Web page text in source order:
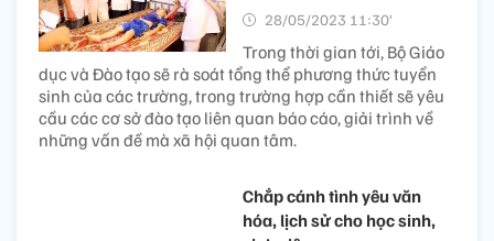
28/05/2023 11:30’
Trong thời gian tới, Bộ Giáo
dục và Đào tạo sẽ rà soát tổng thể phương thức tuyển
sinh của các trường, trong trường hợp cần thiết sẽ yêu
cầu các cơ sở đào tạo liên quan báo cáo, giải trình về
những vấn đề mà xã hội quan tâm.
Chắp cánh tình yêu văn
hóa, lịch sử cho học sinh,